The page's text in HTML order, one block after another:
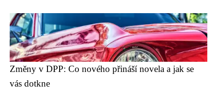
Změny v DPP: Co nového přináší novela a jak se
vás dotkne